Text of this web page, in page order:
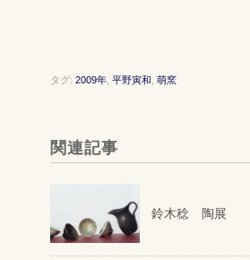
タグ: 2009年 平野寅和 萌窯
関連記事
鈴木稔 陶展